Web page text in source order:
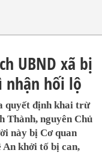
UBND xã bị
hối lộ
quyết định khai trừ
Thành, nguyên Chủ
này bị Cơ quan
An khởi tố bị can,